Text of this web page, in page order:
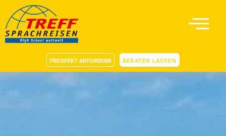
PROSPEKT ANFORDERN BERATEN LASSEN